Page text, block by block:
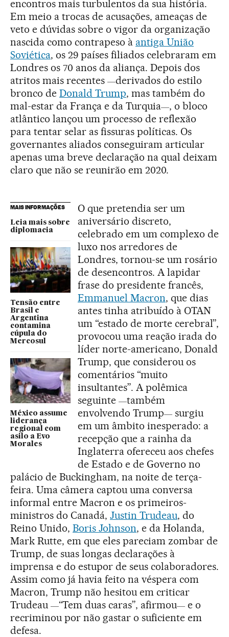
encontros mais turbulentos da sua história.
Em meio a trocas de acusações, ameaças de
veto e dúvidas sobre o vigor da organização
nascida como contrapeso à antiga União
Soviética, os 29 países filiados celebraram em
Londres os 70 anos da aliança. Depois dos
atritos mais recentes —derivados do estilo
bronco de Donald Trump, mas também do
mal-estar da França e da Turquia—, o bloco
atlântico lançou um processo de reflexão
para tentar selar as fissuras políticas. Os
governantes aliados conseguiram articular
apenas uma breve declaração na qual deixam
claro que não se reunirão em 2020.
MAIS INFORMAÇÕES
Leia mais sobre
diplomacia
Tensão entre
Brasil e
Argentina
contamina
cúpula do
Mercosul
México assume
liderança
regional com
asilo a Evo
Morales
O que pretendia ser um
aniversário discreto,
celebrado em um complexo de
luxo nos arredores de
Londres, tornou-se um rosário
de desencontros. A lapidar
frase do presidente francês,
Emmanuel Macron, que dias
antes tinha atribuído à OTAN
um “estado de morte cerebral”,
provocou uma reação irada do
líder norte-americano, Donald
Trump, que considerou os
comentários “muito
insultantes”. A polêmica
seguinte —também
envolvendo Trump— surgiu
em um âmbito inesperado: a
recepção que a rainha da
Inglaterra ofereceu aos chefes
de Estado e de Governo no
palácio de Buckingham, na noite de terça-
feira. Uma câmera captou uma conversa
informal entre Macron e os primeiros-
ministros do Canadá, Justin Trudeau, do
Reino Unido, Boris Johnson, e da Holanda,
Mark Rutte, em que eles pareciam zombar de
Trump, de suas longas declarações à
imprensa e do estupor de seus colaboradores.
Assim como já havia feito na véspera com
Macron, Trump não hesitou em criticar
Trudeau —“Tem duas caras”, afirmou— e o
recriminou por não gastar o suficiente em
defesa.